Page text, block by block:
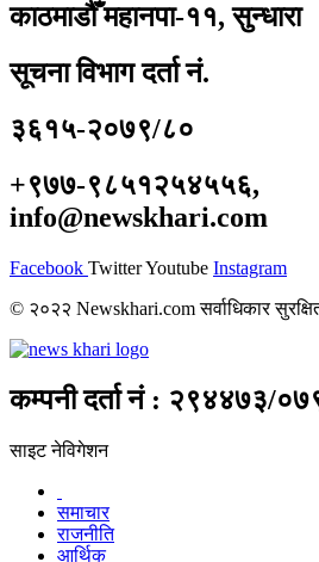
काठमाडौँ महानपा-११, सुन्धारा
सूचना विभाग दर्ता नं.
३६१५-२०७९/८०
+९७७-९८५१२५४५५६,
info@newskhari.com
Facebook TwitterYoutube Instagram
© २०२२ Newskhari.com सर्वाधिकार
कम्पनी दर्ता नं : २९४४७३/
साइट नेविगेशन
समाचार
राजनीति
आर्थिक